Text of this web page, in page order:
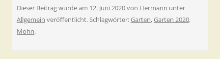
Dieser Beitrag wurde am 12. Juni 2020von Hermann unter
Allgemein veröffentlicht. Schlagwörter: Garten, Garten 2020,
Mohn.